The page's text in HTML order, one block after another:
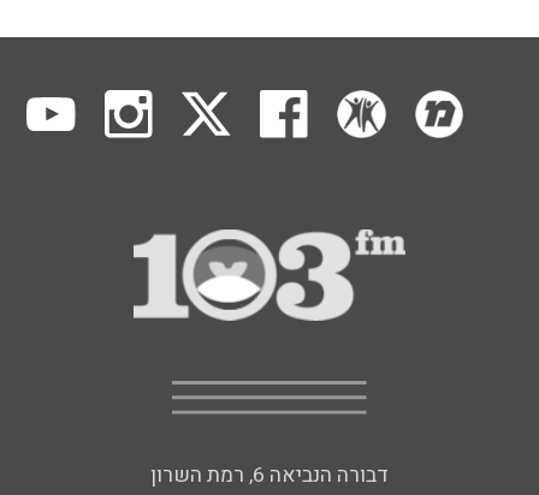
דבורה הנביאה 6, רמת השרון